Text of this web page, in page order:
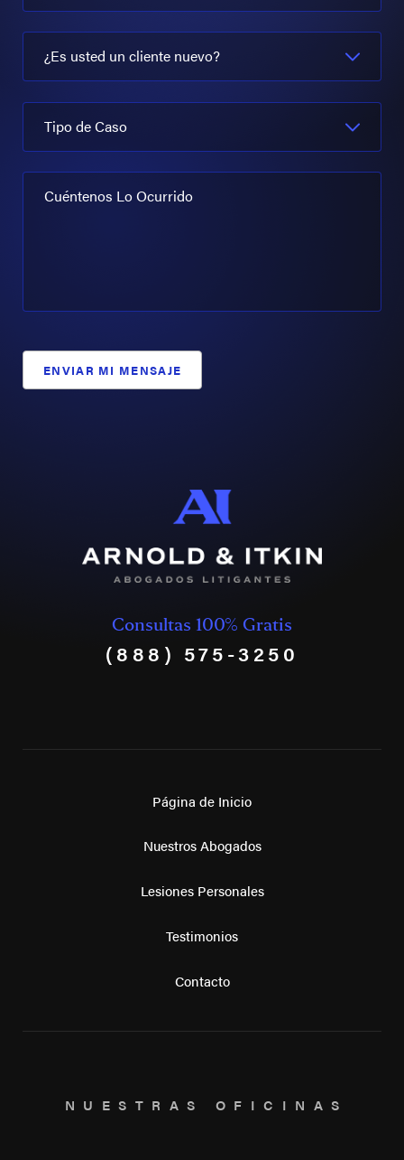
¿Es usted un cliente nuevo?
Tipo de Caso
Cuéntenos Lo Ocurrido
ENVIAR MI MENSAJE
Consultas 100% Gratis
(888) 575-3250
Página de Inicio
Nuestros Abogados
Lesiones Personales
Testimonios
Contacto
NUESTRAS OFICINAS